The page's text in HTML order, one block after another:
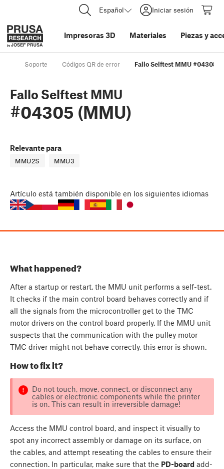
Español Iniciar sesión
Impresoras 3D Materiales Piezas y
Soporte Códigos QR de error Fallo Selftest MMU #04305
Fallo Selftest MMU
#04305 (MMU)
Relevante para
MMU2S MMU3
Artículo está también disponible en los siguientes idiomas
What happened?
After a startup or restart, the MMU unit performs a self-test.
It checks if the main control board behaves correctly and if
all the signals from the microcontroller get to the TMC
motor drivers on the control board properly. If the MMU unit
suspects that the communication with the pulley motor
TMC driver might not behave correctly, this error is shown.
How to fix it?
Do not touch, move, connect, or disconnect any
cables or electronic components while the printer
is on. This can result in irreversible damage!
Access the MMU control board, and inspect it visually to
spot any incorrect assembly or damage on its surface, on
the cables, and attempt reseating the cables to ensure their
connection. In particular, make sure that the PD-board add-